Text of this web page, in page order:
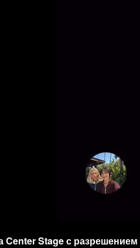
Center Stage с